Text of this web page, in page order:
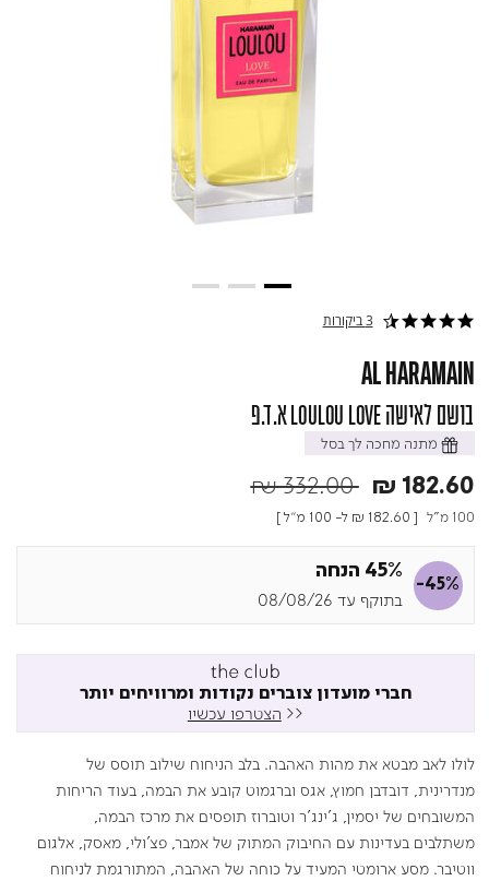
4.7 star rating 3 ביקורות
AL HARAMAIN
בושם לאישה LOULOU LOVE א.ד.פ
מתנה מחכה לך בסל
Price reduced from
₪ 332.00to₪ 182.60
100 מ"ל [
₪ 182.60 ל- 100 מ"ל ]
-45%
45% הנחה
בתוקף עד 08/08/26
חברי מועדון צוברים נקודות ומרוויחים יותר
<< הצטרפו עכשיו
לולו לאב מבטא את מהות האהבה. בלב הניחוח שילוב תוסס של
מנדרינית, דובדבן חמוץ, אגס וברגמוט קובע את הבמה, בעוד הריחות
המשובחים של יסמין, ג'ינג'ר וטוברוז תופסים את מרכז הבמה,
משתלבים בעדינות עם החיבוק המתוק של אמבר, פצ'ולי, מאסק, אלגום
ווטיבר. מסע ארומטי המעיד על כוחה של האהבה, המתורגמת לניחוח